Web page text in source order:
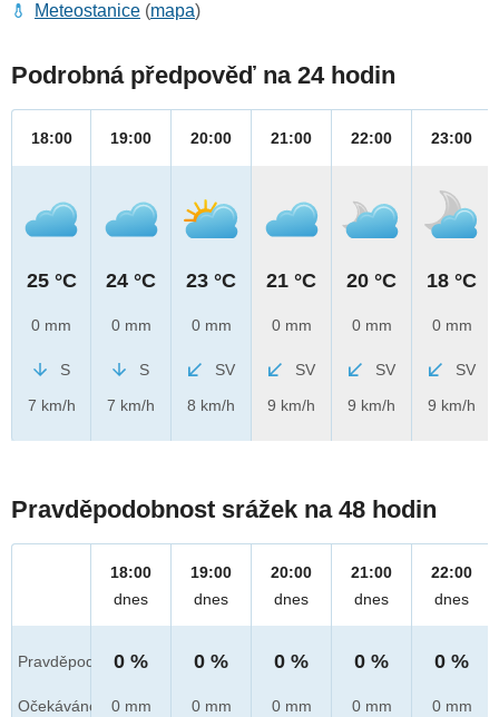
Meteostanice (mapa)
Podrobná předpověď na 24 hodin
18:00
25 °C
0 mm
S
7 km/h
19:00
24 °C
0 mm
S
7 km/h
20:00
23 °C
0 mm
SV
8 km/h
21:00
21 °C
0 mm
SV
9 km/h
22:00
20 °C
0 mm
SV
9 km/h
23:00
18 °C
0 mm
SV
9 km/h
Pravděpodobnost srážek na 48 hodin
Pravděpod.
Očekáváno
18:00
dnes
0 %
0 mm
19:00
dnes
0 %
0 mm
20:00
dnes
0 %
0 mm
21:00
dnes
0 %
0 mm
22:00
dnes
0 %
0 mm